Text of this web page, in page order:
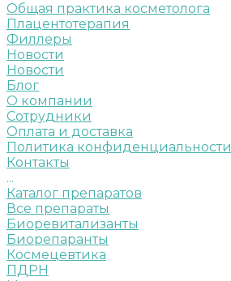
Общая практика косметолога
Плацентотерапия
Филлеры
Новости
Новости
Блог
О компании
Сотрудники
Оплата и доставка
Политика конфиденциальности
Контакты
...
Каталог препаратов
Все препараты
Биоревитализанты
Биорепаранты
Космецевтика
ПДРН